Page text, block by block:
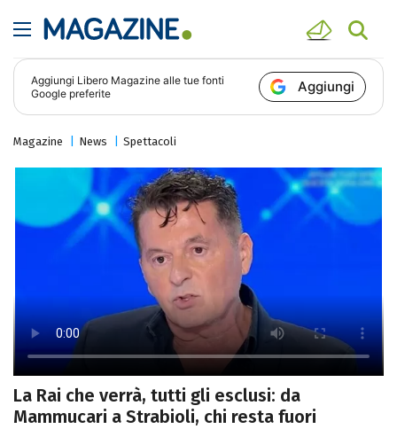
Aggiungi Libero Magazine alle tue fonti
Google preferite
Aggiungi
Magazine News Spettacoli
La Rai che verrà, tutti gli esclusi: da
Mammucari a Strabioli, chi resta fuori